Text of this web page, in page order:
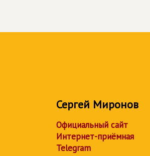
Сергей Миронов
Официальный сайт
Интернет-приёмная
Telegram